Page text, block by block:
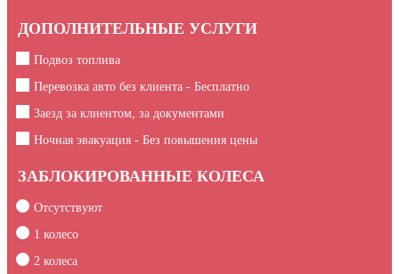
ДОПОЛНИТЕЛЬНЫЕ УСЛУГИ
Подвоз топлива
Перевозка авто без клиента - Бесплатно
Заезд за клиентом, за документами
Ночная эвакуация - Без повышения цены
ЗАБЛОКИРОВАННЫЕ КОЛЕСА
Отсутствуют
1 колесо
2 колеса